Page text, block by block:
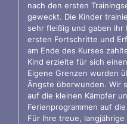
nach den ersten
geweckt. Die Kinder
sehr fleißig und gaben ihr
ersten Fortschritte und
am Ende des Kurses
Kind erzielte für sich
Eigene Grenzen wurden
Ängste überwunden. Wir
auf die kleinen Kämpfer
Ferienprogrammen auf
Für Ihre treue,